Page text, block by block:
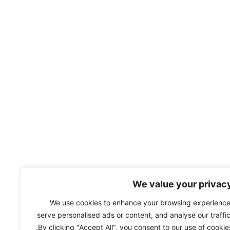
We value your
We use cookies to enhance your browsing
serve personalised ads or content, and analyse our
By clicking "Accept All", you consent to our use of